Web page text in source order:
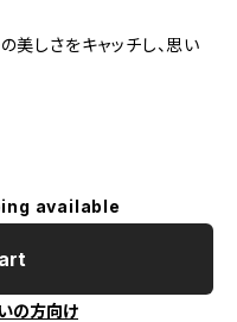
美しさをキャッチし、思い
available
の方向け